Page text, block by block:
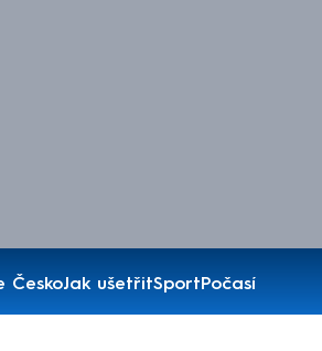
ČeskoJak ušetřitSportPočasí